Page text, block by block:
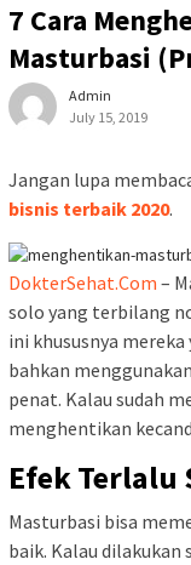
7 Cara
Masturbasi
Admin
July 15, 2019
Jangan lupa
bisnis terbaik 2020.
DokterSehat.Com –
solo yang terbilang
ini khususnya
bahkan
penat. Kalau sudah
menghentikan
Efek Terlalu
Masturbasi bisa
baik. Kalau dilakukan